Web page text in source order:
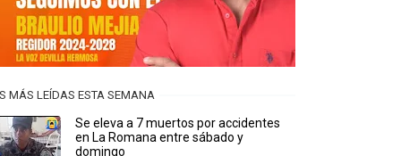
MÁS LEÍDAS ESTA SEMANA
Se eleva a 7 muertos por accidentes
en La Romana entre sábado y
domingo